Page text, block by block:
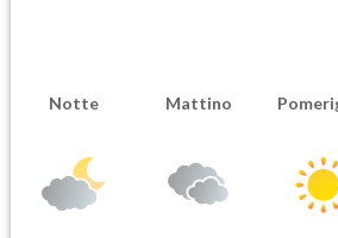
Notte Mattino